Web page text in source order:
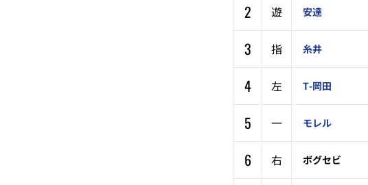
2
遊 安達
3
指 糸井
4
左 T-岡田
5
一 モレル
6
右 ボグセビ